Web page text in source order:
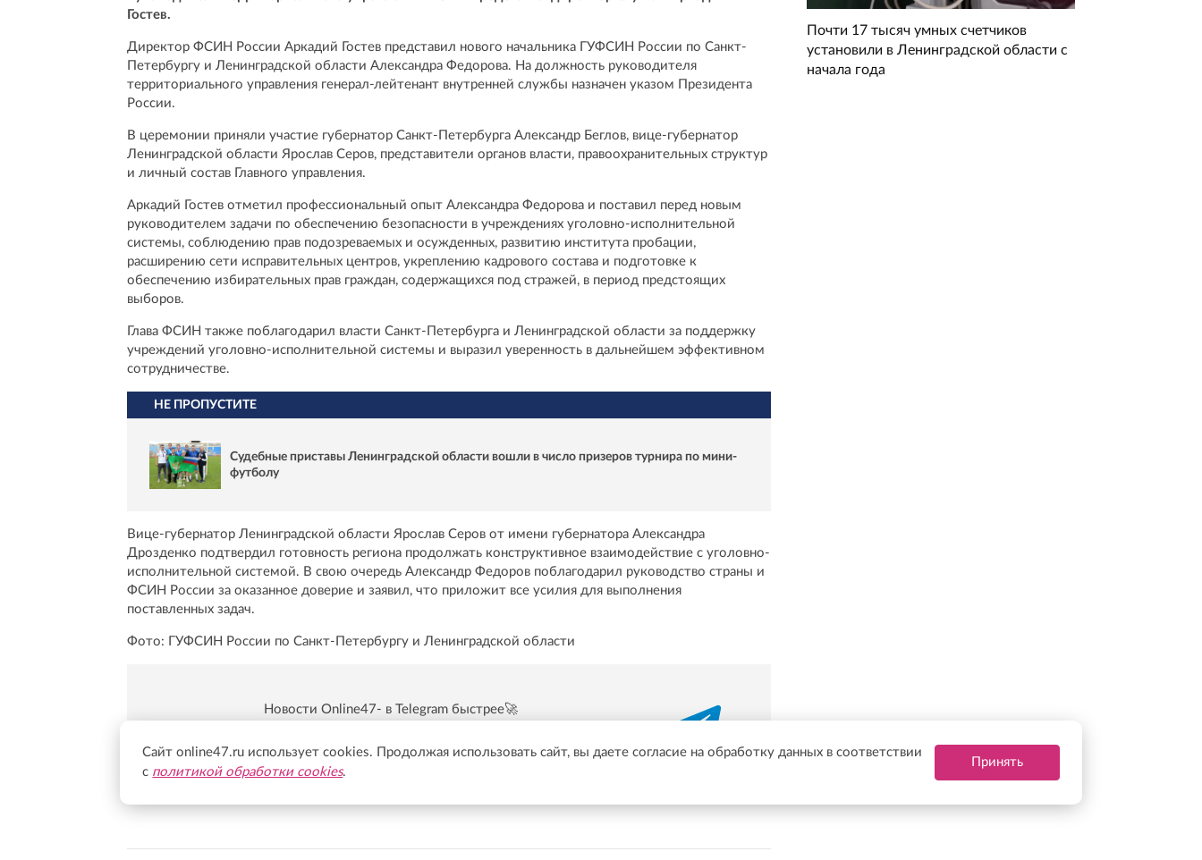
Гостев.
Директор ФСИН России Аркадий Гостев представил нового начальника ГУФСИН России по Санкт-
Петербургу и Ленинградской области Александра Федорова. На должность руководителя
территориального управления генерал-лейтенант внутренней службы назначен указом Президента
России.
В церемонии приняли участие губернатор Санкт-Петербурга Александр Беглов, вице-губернатор
Ленинградской области Ярослав Серов, представители органов власти, правоохранительных структур
и личный состав Главного управления.
Аркадий Гостев отметил профессиональный опыт Александра Федорова и поставил перед новым
руководителем задачи по обеспечению безопасности в учреждениях уголовно-исполнительной
системы, соблюдению прав подозреваемых и осужденных, развитию института пробации,
расширению сети исправительных центров, укреплению кадрового состава и подготовке к
обеспечению избирательных прав граждан, содержащихся под стражей, в период предстоящих
выборов.
Глава ФСИН также поблагодарил власти Санкт-Петербурга и Ленинградской области за поддержку
учреждений уголовно-исполнительной системы и выразил уверенность в дальнейшем эффективном
сотрудничестве.
НЕ ПРОПУСТИТЕ
Судебные приставы Ленинградской области вошли в число призеров турнира по мини-
футболу
Вице-губернатор Ленинградской области Ярослав Серов от имени губернатора Александра
Дрозденко подтвердил готовность региона продолжать конструктивное взаимодействие с уголовно-
исполнительной системой. В свою очередь Александр Федоров поблагодарил руководство страны и
ФСИН России за оказанное доверие и заявил, что приложит все усилия для выполнения
поставленных задач.
Фото: ГУФСИН России по Санкт-Петербургу и Ленинградской области
Новости Online47- в Telegram быстрее🚀
Почти 17 тысяч умных счетчиков
установили в Ленинградской области с
начала года
Сайт online47.ru использует cookies. Продолжая использовать сайт, вы даете согласие на обработку данных в соответствии
с политикой обработки cookies.
Принять